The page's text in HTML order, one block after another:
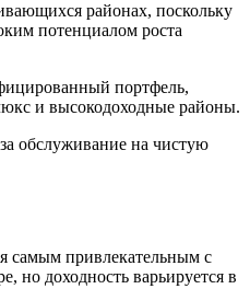
районах, поскольку
потенциалом роста
портфель,
и высокодоходные районы.
обслуживание на чистую
самым привлекательным с
но доходность варьируется в